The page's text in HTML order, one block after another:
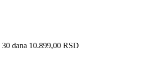
dana 10.899,00 RSD